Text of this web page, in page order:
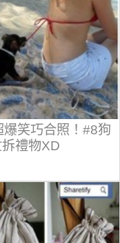
笑巧合照！#8狗
禮物XD